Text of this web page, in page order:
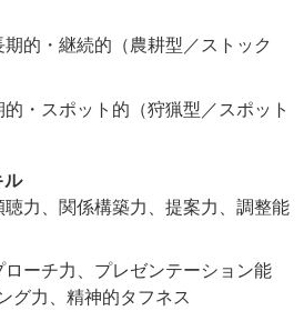
期的・継続的（農耕型／ストック
的・スポット的（狩猟型／スポット
ル
聴力、関係構築力、提案力、調整能
ローチ力、プレゼンテーション能
グ力、精神的タフネス